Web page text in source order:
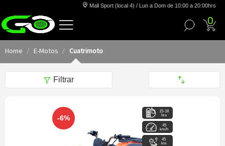
Mall Sport (local 4) / Lun a Dom de 10:00 a 20:00hrs
0
Home E-Motos Cuatrimoto
Filtrar
-6%
15-18
hrs
45
km/h
45
km